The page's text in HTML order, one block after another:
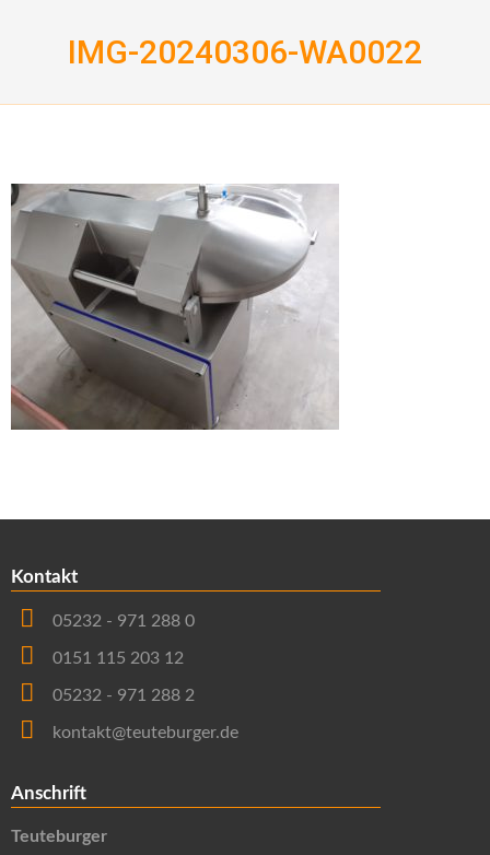
IMG-20240306-WA0022
Kontakt
05232 - 971 288 0
0151 115 203 12
05232 - 971 288 2
kontakt@teuteburger.de
Anschrift
Teuteburger